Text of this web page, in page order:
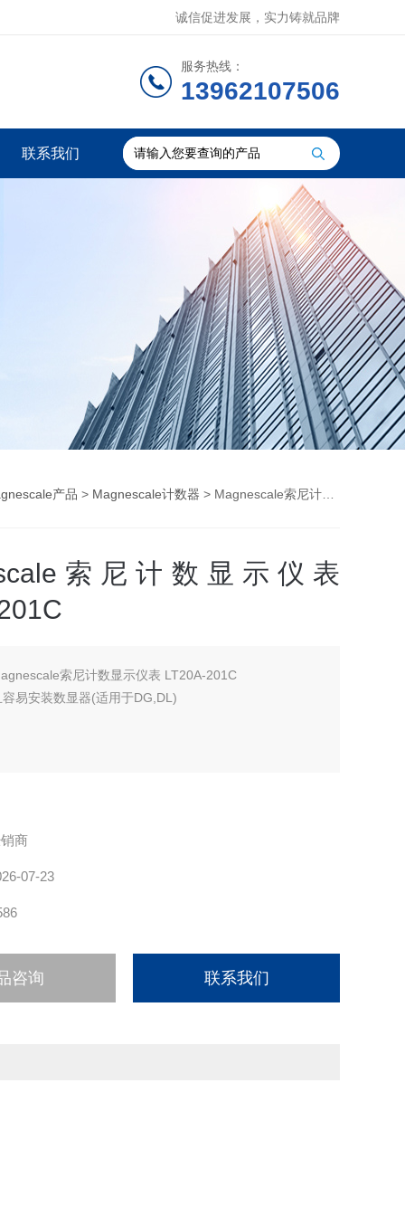
诚信促进发展，实力铸就品牌
服务热线：
13962107506
联系我们
产品 > Magnescale计数器 > Magnescale索尼计数显示仪表 LT20A-201C
索尼计数显示仪表
索尼计数显示仪表 LT20A-201C
易安装数显器(适用于DG,DL)
商
07-23
咨询 联系我们